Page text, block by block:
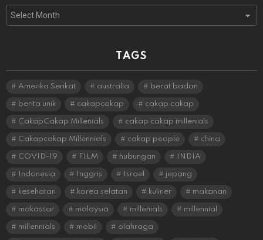
TAGS
Amerika Serikat australia berat badan
berita unik cakapcakap cakap cakap
CakapCakap Millenials cakap cakap millenials
Cakapcakap Millennials cakap people china
COVID-19 FILM hubungan INDIA
Indonesia Inggris Israel jepang
kesehatan korea selatan kuliner makanan
makassar malaysia millenials millennial
millennials mobil olahraga